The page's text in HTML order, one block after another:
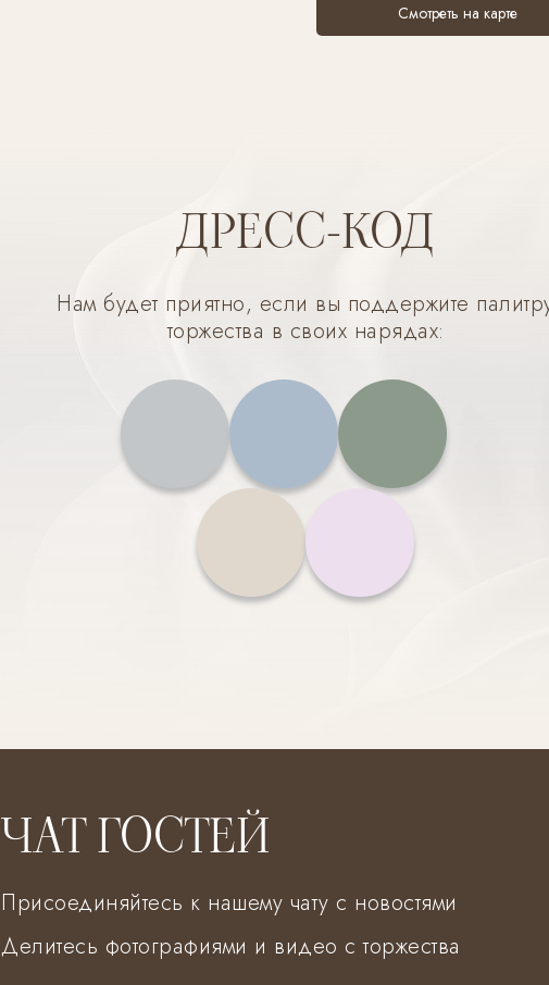
Смотреть на карте
Нам будет приятно, если вы поддержите
торжества в своих нарядах:
ДРЕСС-КОД
Присоединяйтесь к нашему чату с новостями
Делитесь фотографиями и видео с торжества
ЧАТ ГОСТЕЙ